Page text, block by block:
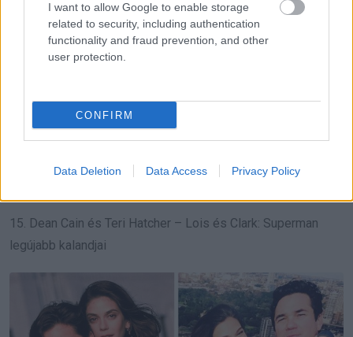
I want to allow Google to enable storage
related to security, including authentication
functionality and fraud prevention, and other
user protection.
CONFIRM
Data Deletion Data Access Privacy Policy
15. Dean Cain és Teri Hatcher – Lois és Clark: Superman
legújabb kalandjai